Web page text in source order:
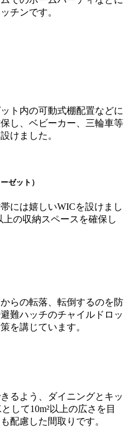
チンです。
ト内の可動式棚配置などに
し、ベビーカー、三輪車等
けました。
ゼット）
には嬉しいWICを設けまし
上の収納スペースを確保し
らの転落、転倒するのを防
難ハッチのチャイルドロッ
を講じています。
るよう、ダイニングとキッ
して10m²以上の広さを目
配慮した間取りです。